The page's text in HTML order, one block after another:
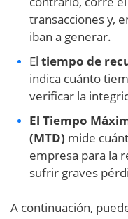
transacciones y,
iban a generar.
El tiempo de
indica cuánto
verificar la
El Tiempo
(MTD) mide
empresa para la
sufrir graves
A continuación,